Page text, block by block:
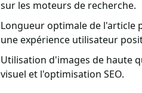
sur les moteurs de recherche.
Longueur optimale de l'article
une expérience utilisateur
Utilisation d'images de haute
visuel et l'optimisation SEO.